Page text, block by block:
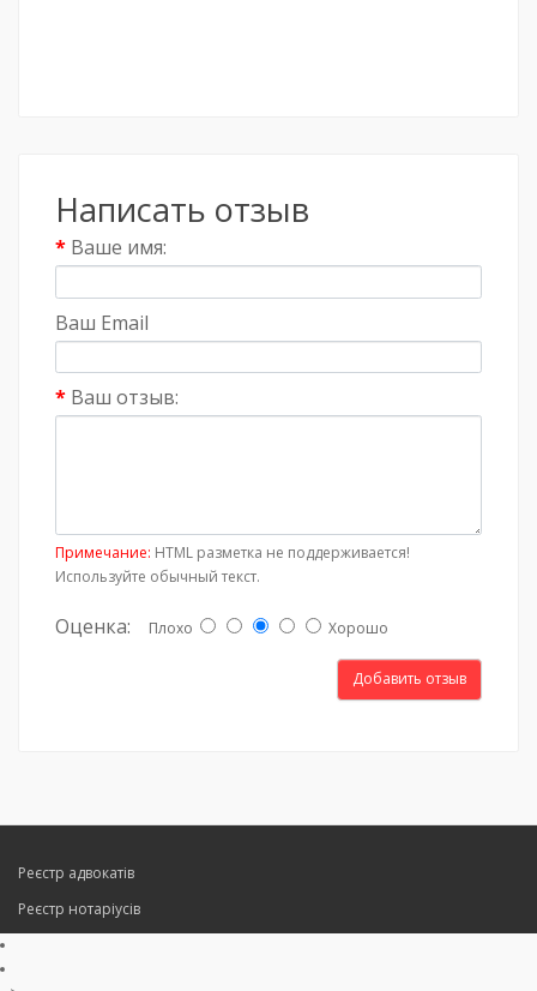
Написать отзыв
Ваше имя:
Ваш Email
Ваш отзыв:
Примечание: HTML разметка не поддерживается!
Используйте обычный текст.
Оценка: Плохо Хорошо
Добавить отзыв
Реєстр адвокатів
Реєстр нотаріусів